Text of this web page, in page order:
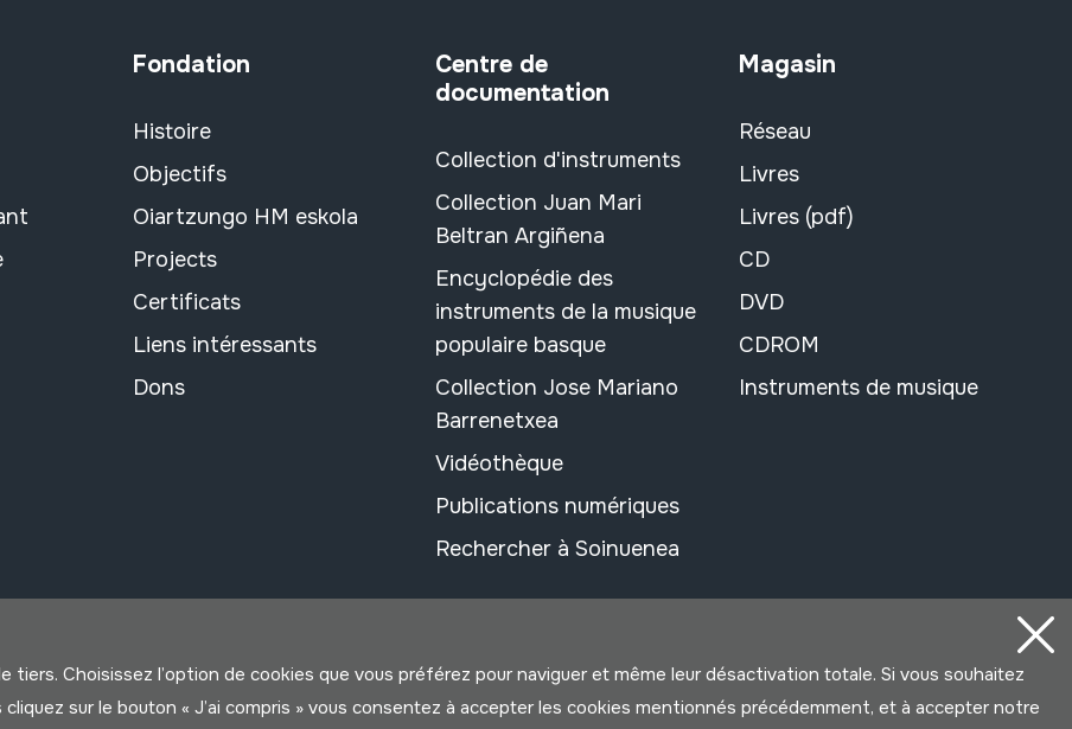
Fondation
Histoire
Objectifs
Oiartzungo HM eskola
Projects
Certificats
Liens intéressants
Dons
Centre de
documentation
Collection d'instruments
Collection Juan Mari
Beltran Argiñena
Encyclopédie des
instruments de la musique
populaire basque
Collection Jose Mariano
Barrenetxea
Vidéothèque
Publications numériques
Rechercher à Soinuenea
Magasin
Réseau
Livres
Livres (pdf)
CD
DVD
CDROM
Instruments de musique
Choisissez l’option de cookies que vous préférez pour naviguer et même leur désactivation totale. Si vous souhaitez
sur le bouton « J’ai compris » vous consentez à accepter les cookies mentionnés précédemment, et à accepter notre